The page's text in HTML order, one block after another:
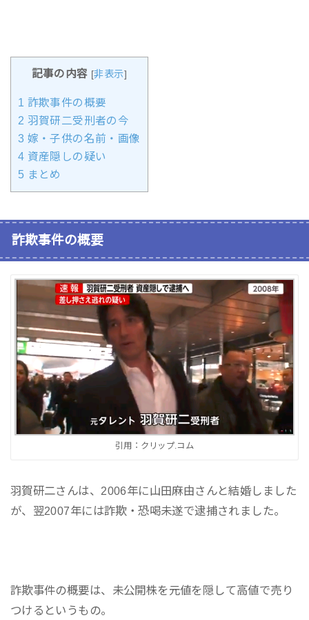
記事の内容 [非表示]
1 詐欺事件の概要
2 羽賀研二受刑者の今
3 嫁・子供の名前・画像
4 資産隠しの疑い
5 まとめ
詐欺事件の概要
引用：クリップ.コム
羽賀研二さんは、2006年に山田麻由さんと結婚しました
が、翌2007年には詐欺・恐喝未遂で逮捕されました。
詐欺事件の概要は、未公開株を元値を隠して高値で売り
つけるというもの。